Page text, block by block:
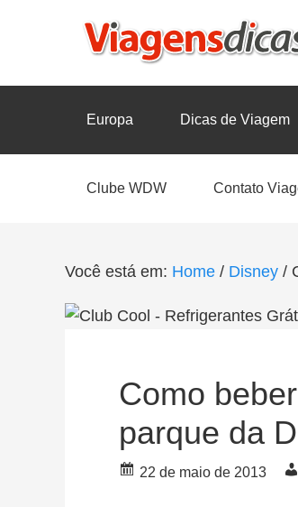
Europa Dicas de Viagem
Clube WDW Contato
Você está em: Home / Disney /
Como
parque da
22 de maio de 2013